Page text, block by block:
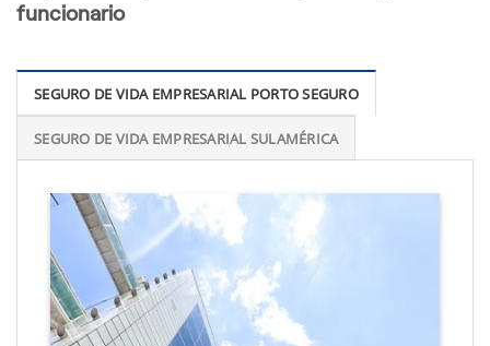
funcionario
SEGURO DE VIDA EMPRESARIAL PORTO SEGURO
SEGURO DE VIDA EMPRESARIAL SULAMÉRICA